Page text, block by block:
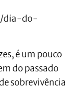
dia-do-
é um pouco
do passado
sobrevivência